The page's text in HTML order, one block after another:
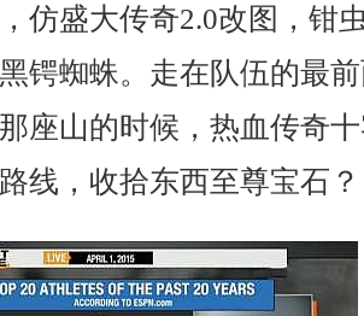
仿盛大传奇2.0改图，钳
锷蜘蛛。走在队伍的最
座山的时候，热血传奇
线，收拾东西至尊宝石？